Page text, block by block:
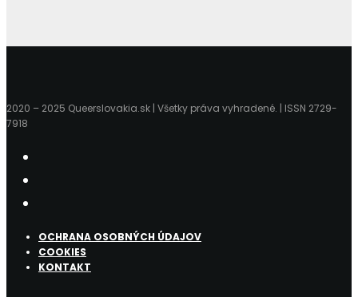
2020 – 2025 Queerslovakia.sk | Všetky práva vyhradené. | ISSN 2729-
7918
OCHRANA OSOBNÝCH ÚDAJOV
COOKIES
KONTAKT